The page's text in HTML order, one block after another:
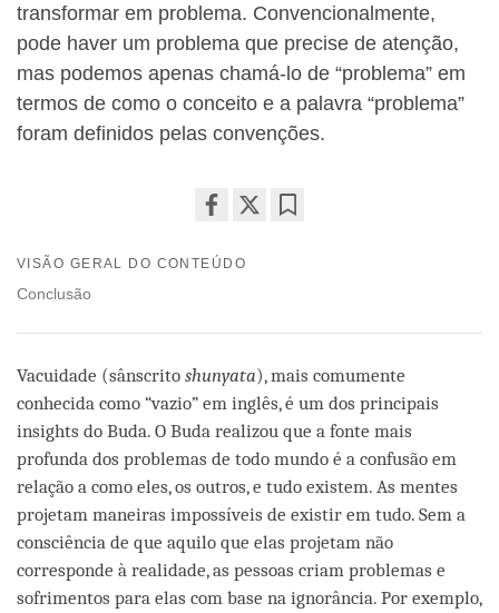
transformar em problema. Convencionalmente,
pode haver um problema que precise de atenção,
mas podemos apenas chamá-lo de “problema” em
termos de como o conceito e a palavra “problema”
foram definidos pelas convenções.
on
VISÃO GERAL DO CONTEÚDO
Conclusão
Vacuidade (sânscrito shunyata), mais comumente
conhecida como “vazio” em inglês, é um dos principais
insights do Buda. O Buda realizou que a fonte mais
profunda dos problemas de todo mundo é a confusão em
relação a como eles, os outros, e tudo existem. As mentes
projetam maneiras impossíveis de existir em tudo. Sem a
consciência de que aquilo que elas projetam não
corresponde à realidade, as pessoas criam problemas e
sofrimentos para elas com base na ignorância. Por exemplo,